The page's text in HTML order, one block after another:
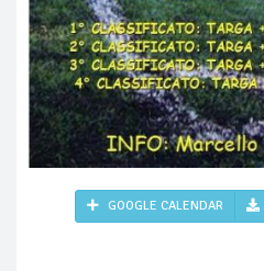
GOOGLE CALENDAR